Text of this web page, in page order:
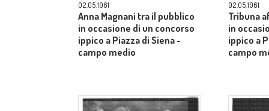
02.05.1961
Anna Magnani tra il pubblico
in occasione di un concorso
ippico a Piazza di Siena -
campo medio
02.05.1961
Tribuna
in
ippico a
campo